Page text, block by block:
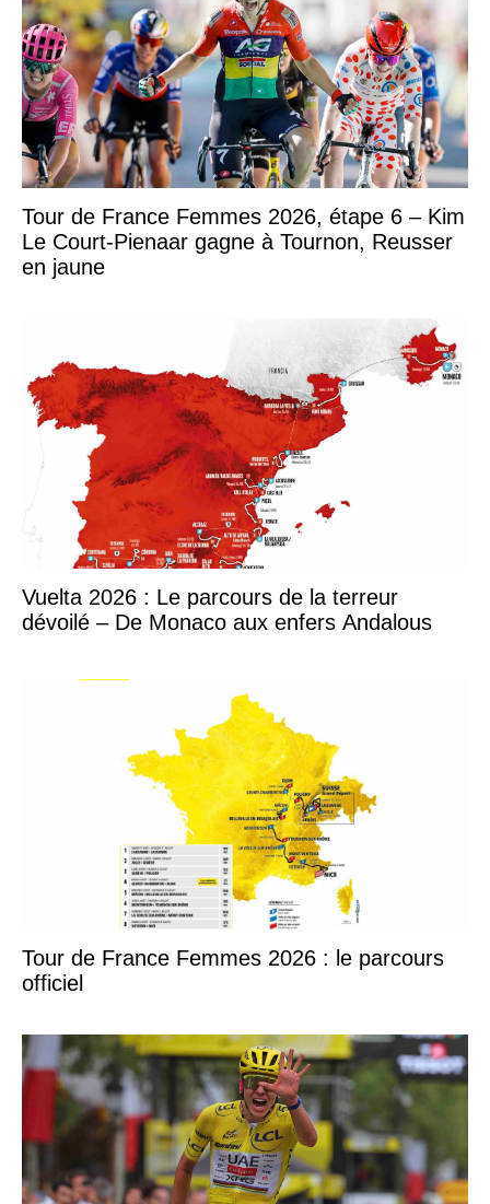
Tour de France Femmes 2026, étape 6 – Kim
Le Court-Pienaar gagne à Tournon, Reusser
en jaune
Vuelta 2026 : Le parcours de la terreur
dévoilé – De Monaco aux enfers Andalous
Tour de France Femmes 2026 : le parcours
officiel